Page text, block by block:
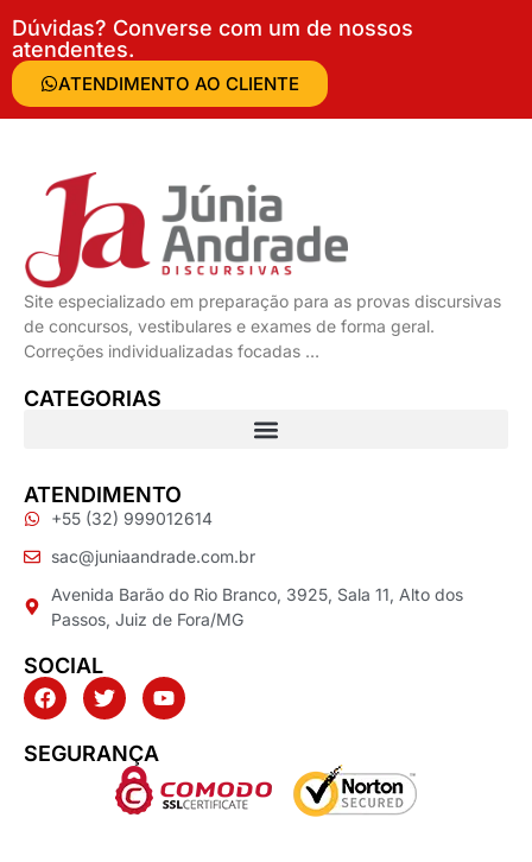
Dúvidas? Converse com um de nossos
atendentes.
ATENDIMENTO AO CLIENTE
Site especializado em preparação para as provas discursivas
de concursos, vestibulares e exames de forma geral.
Correções individualizadas focadas …
CATEGORIAS
ATENDIMENTO
+55 (32) 999012614
sac@juniaandrade.com.br
Avenida Barão do Rio Branco, 3925, Sala 11, Alto dos
Passos, Juiz de Fora/MG
SOCIAL
SEGURANÇA